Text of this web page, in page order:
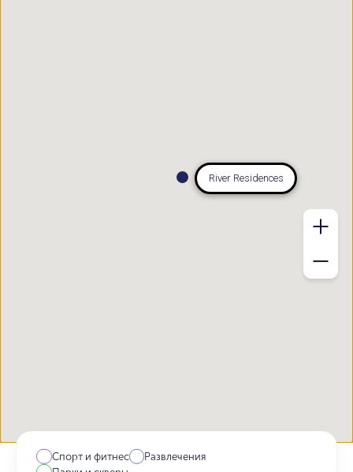
River Residences
Спорт и фитнес
Развлечения